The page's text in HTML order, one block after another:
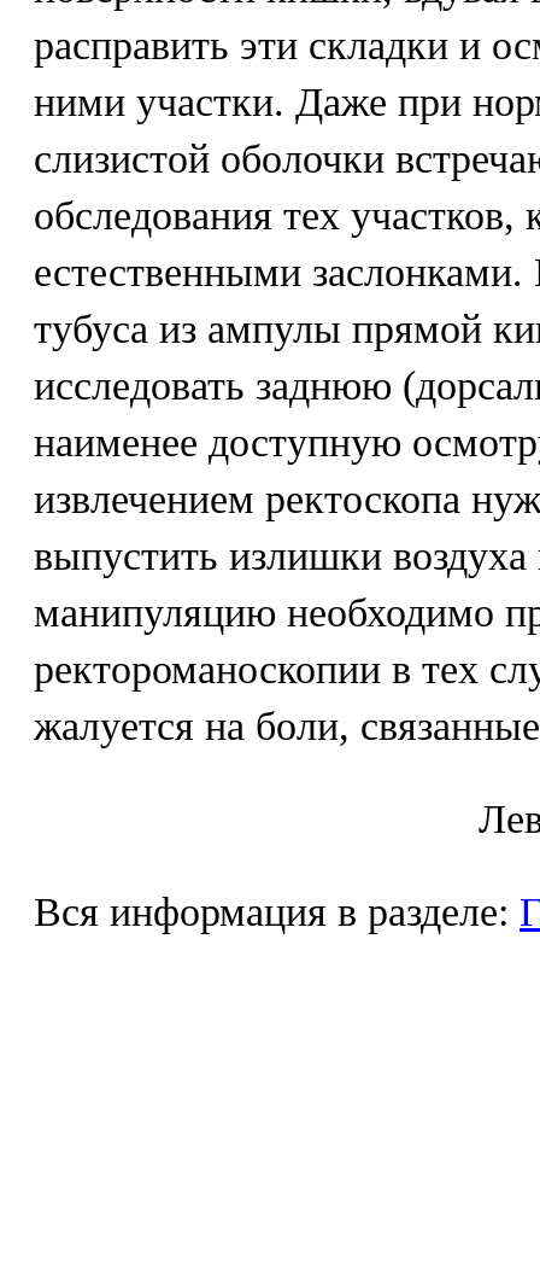
расправить эти складки и
ними участки. Даже при
слизистой оболочки
обследования тех участков,
естественными
тубуса из ампулы прямой
исследовать заднюю
наименее доступную
извлечением ректоскопа
выпустить излишки
манипуляцию необходимо
ректороманоскопии в тех
жалуется на боли,
Вся информация в разделе: